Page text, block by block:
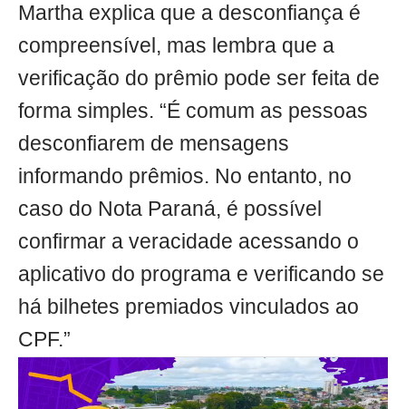
Martha explica que a desconfiança é
compreensível, mas lembra que a
verificação do prêmio pode ser feita de
forma simples. “É comum as pessoas
desconfiarem de mensagens
informando prêmios. No entanto, no
caso do Nota Paraná, é possível
confirmar a veracidade acessando o
aplicativo do programa e verificando se
há bilhetes premiados vinculados ao
CPF.”